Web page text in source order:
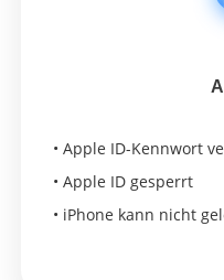
• Apple ID-Kennwort
• Apple ID gesperrt
• iPhone kann nicht